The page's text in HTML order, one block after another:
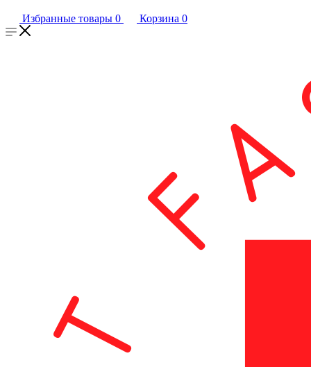
Избранные товары 0 Корзина 0